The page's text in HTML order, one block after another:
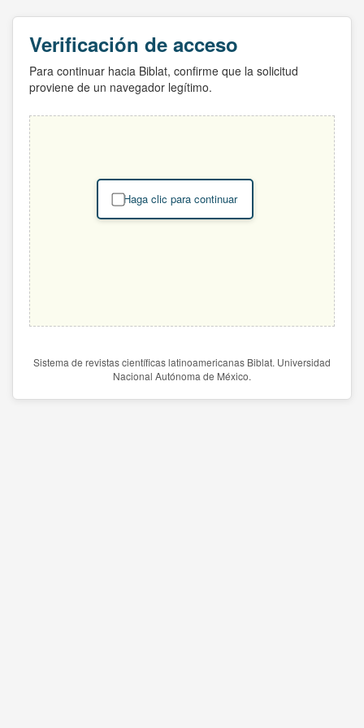
Verificación de acceso
Para continuar hacia Biblat, confirme que la solicitud
proviene de un navegador legítimo.
Haga clic para continuar
Sistema de revistas científicas latinoamericanas Biblat. Universidad
Nacional Autónoma de México.